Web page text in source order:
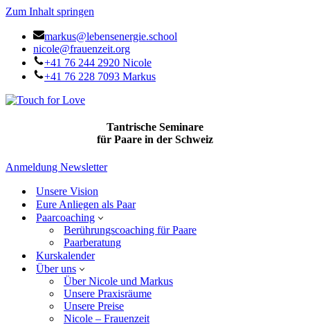
Zum Inhalt springen
markus@lebensenergie.school
nicole@frauenzeit.org
+41 76 244 2920 Nicole
+41 76 228 7093 Markus
Tantrische Seminare
für Paare in der Schweiz
Anmeldung Newsletter
Unsere Vision
Eure Anliegen als Paar
Paarcoaching
Berührungscoaching für Paare
Paarberatung
Kurskalender
Über uns
Über Nicole und Markus
Unsere Praxisräume
Unsere Preise
Nicole – Frauenzeit